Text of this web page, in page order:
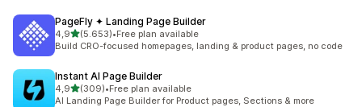
PageFly ✦ Landing Page Builder
4,9de 5 estrelas
(5.653)
5653 total de avaliações
•Free plan available
Build CRO-focused homepages, landing & product pages, no code
Instant AI Page Builder
4,9de 5 estrelas
(309)
309 total de avaliações
•Free plan available
AI Landing Page Builder for Product pages, Sections & more